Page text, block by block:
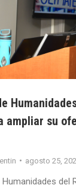
ampliar su
agosto 25,
del